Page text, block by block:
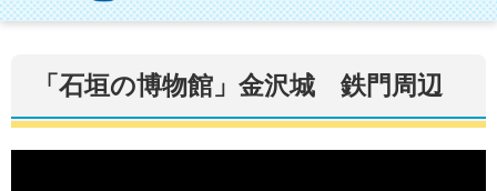
「石垣の博物館」金沢城 鉄門周辺